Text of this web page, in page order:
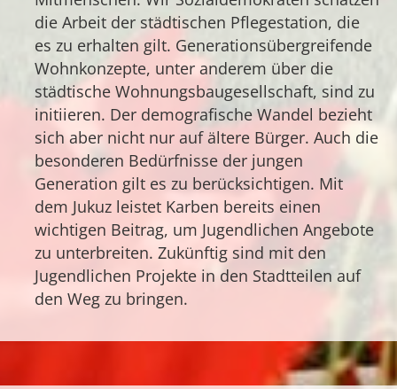
die Arbeit der städtischen Pflegestation, die
es zu erhalten gilt. Generationsübergreifende
Wohnkonzepte, unter anderem über die
städtische Wohnungsbaugesellschaft, sind zu
initiieren. Der demografische Wandel bezieht
sich aber nicht nur auf ältere Bürger. Auch die
besonderen Bedürfnisse der jungen
Generation gilt es zu berücksichtigen. Mit
dem Jukuz leistet Karben bereits einen
wichtigen Beitrag, um Jugendlichen Angebote
zu unterbreiten. Zukünftig sind mit den
Jugendlichen Projekte in den Stadtteilen auf
den Weg zu bringen.